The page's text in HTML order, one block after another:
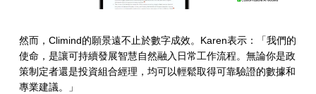
然而，Climind的願景遠不止於數字成效。Karen表示：「我們的
使命，是讓可持續發展智慧自然融入日常工作流程。無論你是政
策制定者還是投資組合經理，均可以輕鬆取得可靠驗證的數據和
專業建議。」